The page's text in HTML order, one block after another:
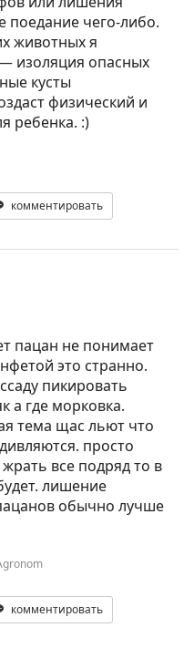
чего-либо.
животных я
изоляция опасных
кусты
физический и
ребенка. :)
комментировать
пацан не понимает
это странно.
пикировать
а где морковка.
тема щас льют что
просто
все подряд то в
лишение
обычно лучше
комментировать